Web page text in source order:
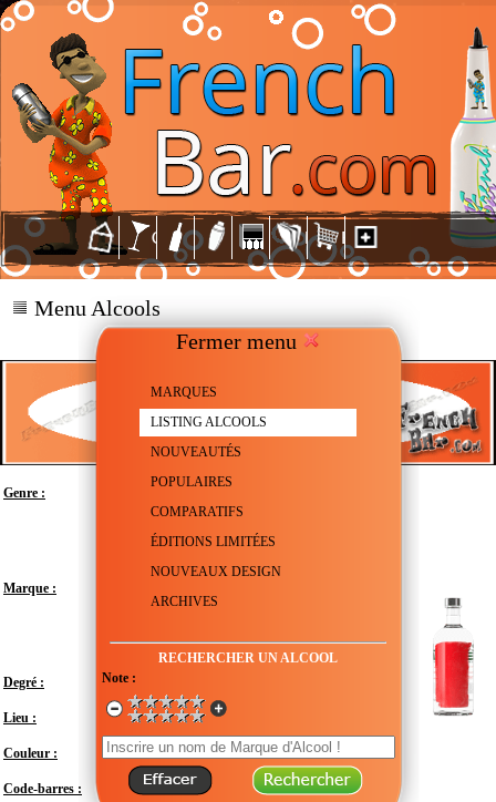
Fermer menu
MARQUES
LISTING ALCOOLS
NOUVEAUTÉS
POPULAIRES
COMPARATIFS
ÉDITIONS LIMITÉES
NOUVEAUX DESIGN
ARCHIVES
RECHERCHER UN ALCOOL
Note :
Menu Alcools
Genre :
Marque :
Degré :
Lieu : Suède - Scanie - Åhus
Couleur : Transparent
Code-barres : 7321040552726